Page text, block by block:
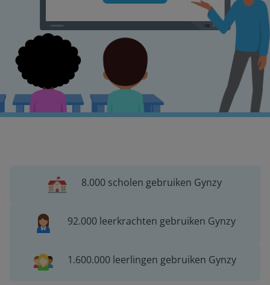
8.000 scholen gebruiken Gynzy
92.000 leerkrachten gebruiken Gynzy
1.600.000 leerlingen gebruiken Gynzy